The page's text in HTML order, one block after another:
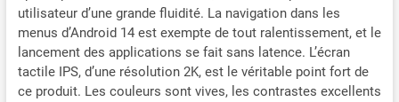
facile à toutes les fonctions
(n'est pas pris en charge
après l'installation APK) ;
conserve le système audio
hi-fi d'origine ; conserve la
utilisateur d’une grande fluidité. La navigation dans les
menus d’Android 14 est exempte de tout ralentissement, et le
lancement des applications se fait sans latence. L’écran
tactile IPS, d’une résolution 2K, est le véritable point fort de
ce produit. Les couleurs sont vives, les contrastes excellents